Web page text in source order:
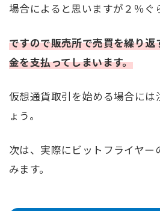
場合によると思いますが２％ぐ
ですので販売所で売買を繰り
金を支払ってしまいます。
仮想通貨取引を始める場合には
ょう。
次は、実際にビットフライヤー
みます。